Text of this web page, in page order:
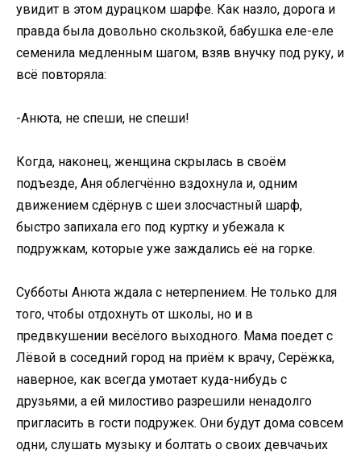
увидит в этом дурацком шарфе. Как назло, дорога и
правда была довольно скользкой, бабушка еле-еле
семенила медленным шагом, взяв внучку под руку, и
всё повторяла:
-Анюта, не спеши, не спеши!
Когда, наконец, женщина скрылась в своём
подъезде, Аня облегчённо вздохнула и, одним
движением сдёрнув с шеи злосчастный шарф,
быстро запихала его под куртку и убежала к
подружкам, которые уже заждались её на горке.
Субботы Анюта ждала с нетерпением. Не только для
того, чтобы отдохнуть от школы, но и в
предвкушении весёлого выходного. Мама поедет с
Лёвой в соседний город на приём к врачу, Серёжка,
наверное, как всегда умотает куда-нибудь с
друзьями, а ей милостиво разрешили ненадолго
пригласить в гости подружек. Они будут дома совсем
одни, слушать музыку и болтать о своих девчачьих